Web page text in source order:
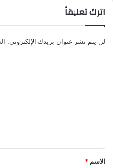
اترك تعليقاً
لن يتم نشر عنوان بريدك الإلكتروني.
ق
*
الاسم *